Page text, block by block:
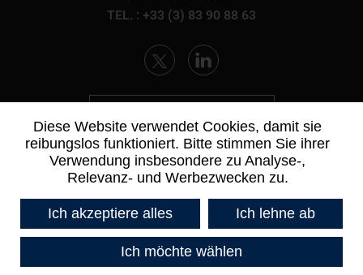
TEL. : +33 (3) 83 90 88 63
Diese Website verwendet Cookies, damit sie
reibungslos funktioniert. Bitte stimmen Sie ihrer
Verwendung insbesondere zu Analyse-,
Relevanz- und Werbezwecken zu.
Ich akzeptiere alles Ich lehne ab
Ich möchte wählen